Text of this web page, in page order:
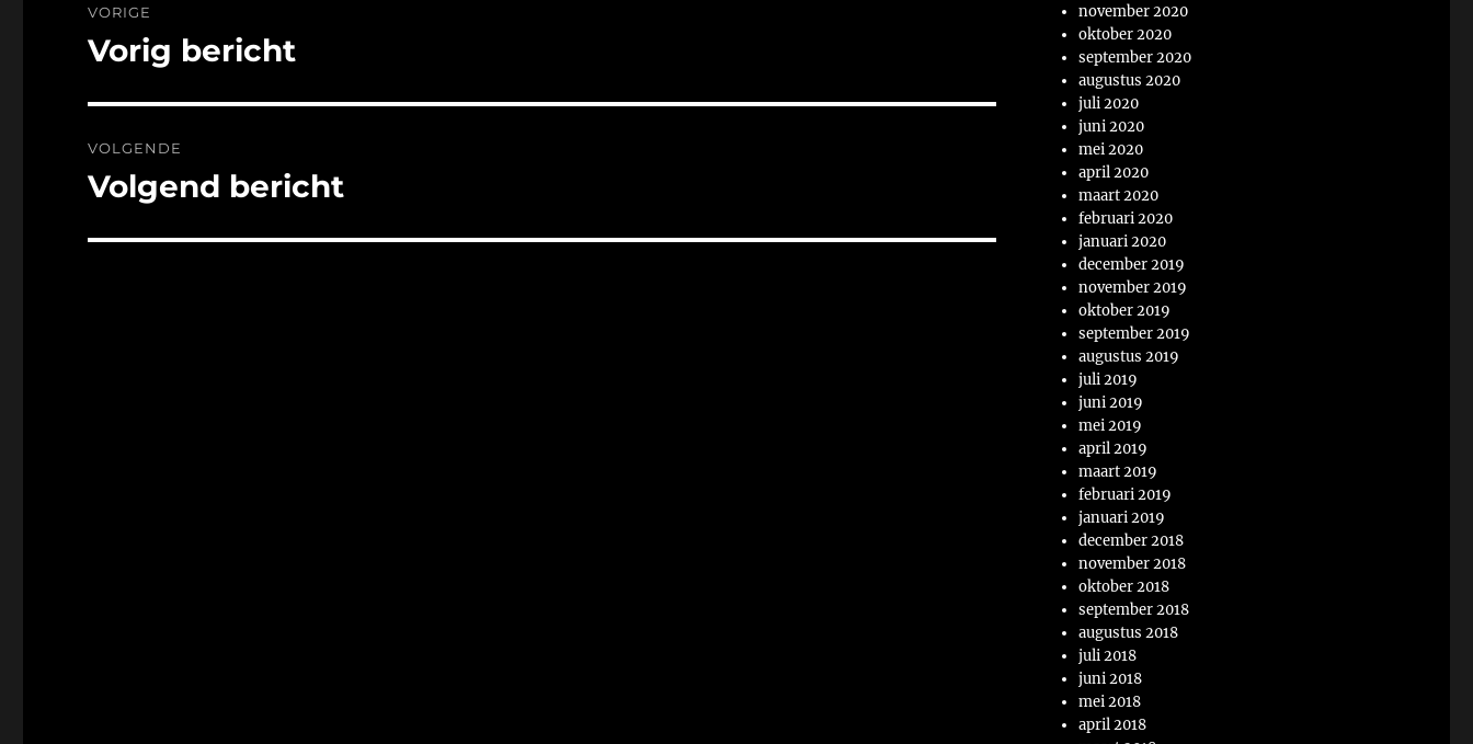
navigatie
VORIGE
Vorig
Vorig bericht
VOLGENDE
Volgend
Volgend bericht
november 2020
oktober 2020
september 2020
augustus 2020
juli 2020
juni 2020
mei 2020
april 2020
maart 2020
februari 2020
januari 2020
december 2019
november 2019
oktober 2019
september 2019
augustus 2019
juli 2019
juni 2019
mei 2019
april 2019
maart 2019
februari 2019
januari 2019
december 2018
november 2018
oktober 2018
september 2018
augustus 2018
juli 2018
juni 2018
mei 2018
april 2018